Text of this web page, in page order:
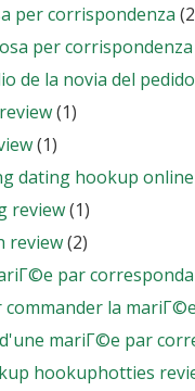
per corrispondenza
per corrispondenza
de la novia del
(1)
(1)
dating hookup online
review(1)
review(2)
par
la mariГ©e
mariГ©e par
hookuphotties